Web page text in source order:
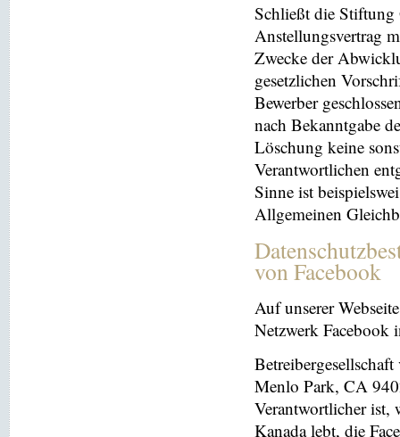
Schließt die Stiftung
Anstellungsvertrag
Zwecke der
gesetzlichen
Bewerber
nach Bekanntgabe
Löschung keine
Verantwortlichen
Sinne ist
Allgemeinen
von Facebook
Auf unserer
Netzwerk Facebook
Menlo Park, CA
Verantwortlicher ist,
Kanada lebt, die